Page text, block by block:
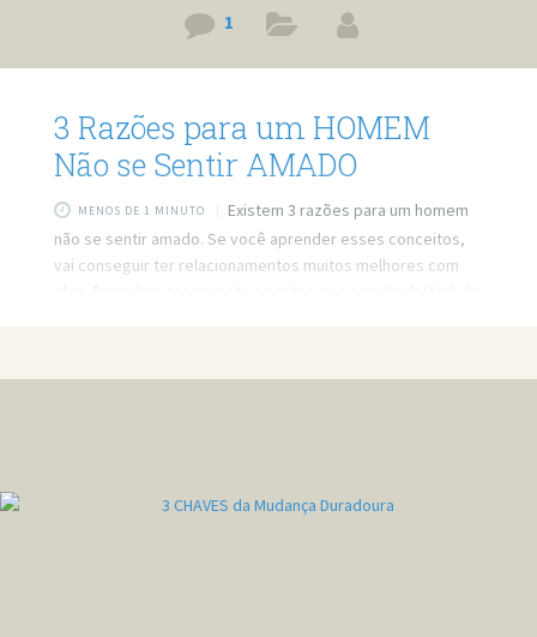
1
3 Razões para um HOMEM
Não se Sentir AMADO
MENOS DE 1 MINUTO
Existem 3 razões para um homem
não se sentir amado. Se você aprender esses conceitos,
vai conseguir ter relacionamentos muitos melhores com